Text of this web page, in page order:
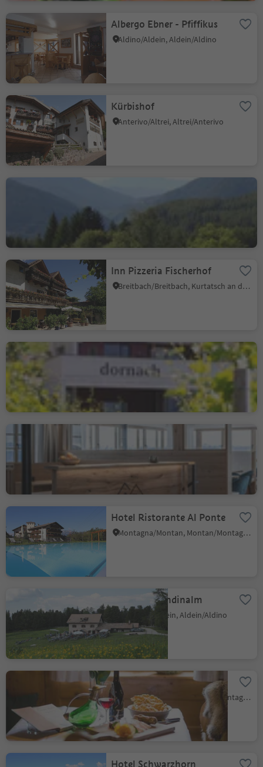
Albergo Ebner - Pfiffikus
Aldino/Aldein, Aldein/Aldino
Kürbishof
Anterivo/Altrei, Altrei/Anterivo
Hotel Waldheim
Altrei/Anterivo
Inn Pizzeria Fischerhof
Breitbach/Breitbach, Kurtatsch an der Weinstraße/Cortaccia sulla Strada del Vino, Alto Adige Wine Road
Osteria Contadina -
Buschenschank Dornach
Aldein/Aldino
Hotel Ristorante Al Ponte
Montagna/Montan, Montan/Montagna, Alto Adige Wine Road
Gasthof Gurndinalm
Redagno/Radein, Aldein/Aldino
Pizzeria Zur Traube
Montagna/Montan, Montan/Montagna, Alto Adige Wine Road
Hotel Schwarzhorn